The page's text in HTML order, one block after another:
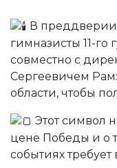
В
гимназисты 11-
совместно с
Сергеевичем
области, чтобы
Этот символ
цене Победы и о
событиях